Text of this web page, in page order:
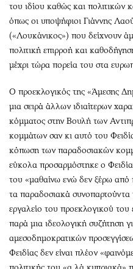
του ιδίου καθώς και πολιτικών
όπως οι υποψήφιοι Γιάννης
(«Λουκάνικος») που δείχνουν
πολιτική επιρροή και
μέχρι τώρα πορεία του στα
Ο προεκλογικός της «Άμεσης
μια σειρά άλλων ιδιαίτερων
κόμματος στην Βουλή των
κομμάτων σαν κι αυτό του
κόπωση των παραδοσιακών
εύκολα προσαρμόστηκε ο
του «μαθαίνω ενώ δεν ξέρω από
τα παραδοσιακά συνοπαρτούντα
εργαλείο του προεκλογικού
παρά μια ιδεολογική συζήτηση
αμεσοδημοκρατικών
Φειδίας δεν είναι πλέον